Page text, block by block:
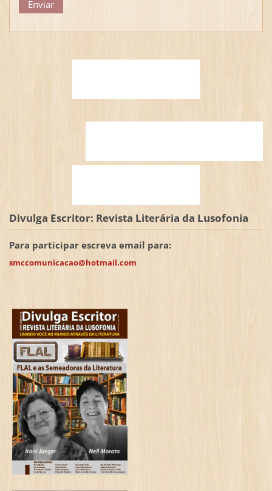
Divulga Escritor: Revista Literária da Lusofonia
Para participar escreva email para:
smccomunicacao@hotmail.com